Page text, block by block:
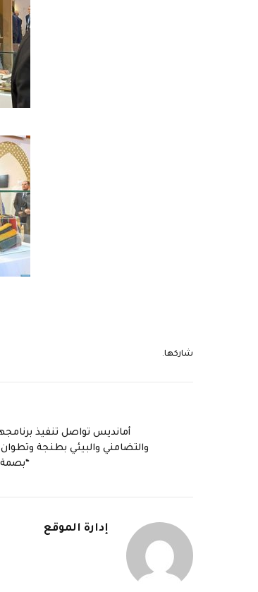
شاركها.
أمانديس تواصل تنفيذ
والتضامني والبيئي بطنجة
“بصمة
إدارة الموقع